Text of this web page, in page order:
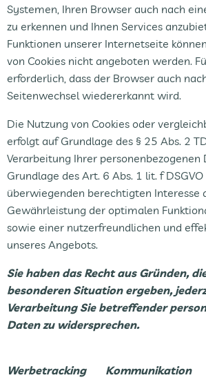
Systemen, Ihren Browser auch nach
zu erkennen und Ihnen Services
Funktionen unserer Internetseite
von Cookies nicht angeboten werden.
erforderlich, dass der Browser auch
Seitenwechsel wiedererkannt wird.
Die Nutzung von Cookies oder
erfolgt auf Grundlage des § 25 Abs. 2
Verarbeitung Ihrer
Grundlage des Art. 6 Abs. 1 lit. f
überwiegenden berechtigten Interesse
Gewährleistung der optimalen
sowie einer nutzerfreundlichen und
unseres Angebots.
Sie haben das Recht aus Gründen,
besonderen Situation ergeben,
Verarbeitung Sie betreffender
Daten zu widersprechen.
Werbetracking Kommunikation